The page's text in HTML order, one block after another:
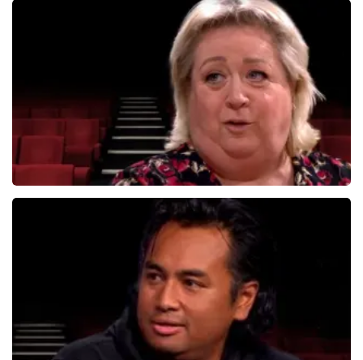
reviews
Christel De Laat
reviews